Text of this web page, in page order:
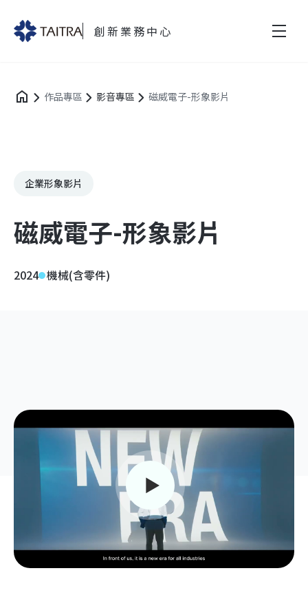
創新業務中心
作品專區 影音專區 磁威電子-形象影片
企業形象影片
磁威電子-形象影片
2024 機械(含零件)